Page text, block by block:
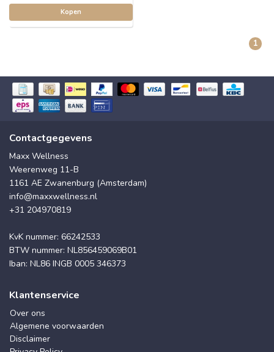
Kopen
1
Contactgegevens
Maxx Wellness
Weerenweg 11-B
1161 AE Zwanenburg (Amsterdam)
info@maxxwellness.nl
+31 204970819
KvK nummer: 66242533
BTW nummer: NL856459069B01
Iban: NL86 INGB 0005 346373
Klantenservice
Over ons
Algemene voorwaarden
Disclaimer